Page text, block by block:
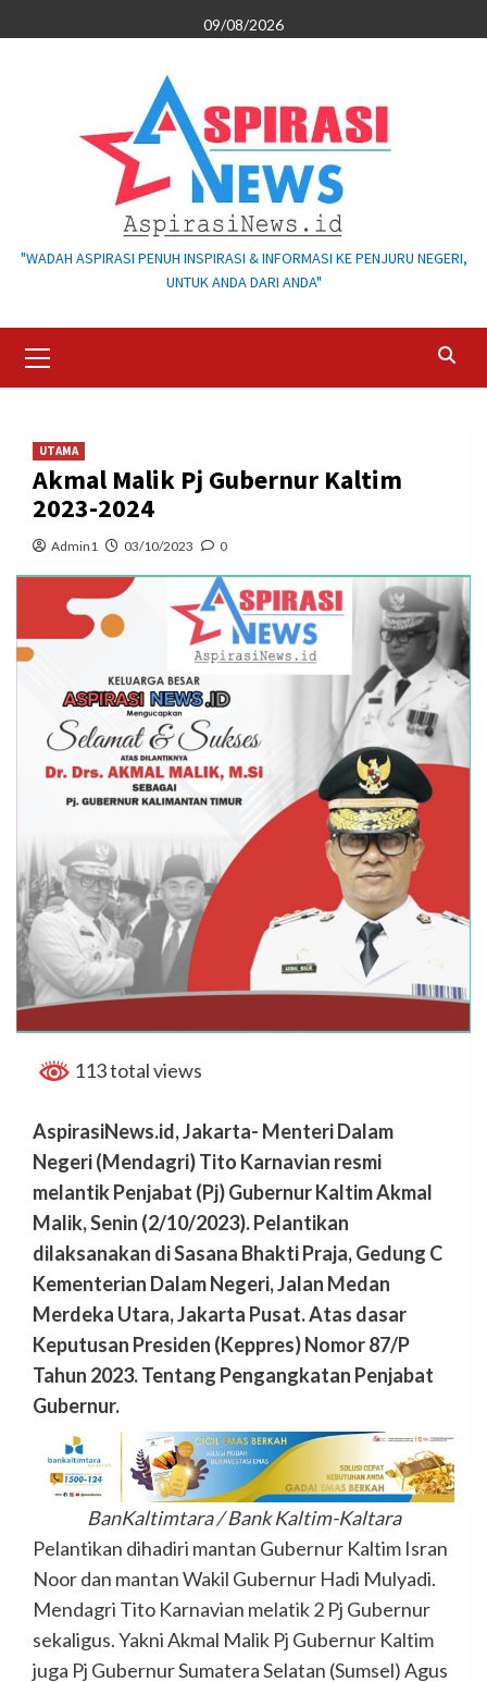
to
09/08/2026
"WADAH ASPIRASI PENUH INSPIRASI & INFORMASI KE PENJURU NEGERI,
UNTUK ANDA DARI ANDA"
Menu
UTAMA
Akmal Malik Pj Gubernur Kaltim
2023-2024
Admin1 03/10/2023 0
113 total views
AspirasiNews.id, Jakarta- Menteri Dalam
Negeri (Mendagri) Tito Karnavian resmi
melantik Penjabat (Pj) Gubernur Kaltim Akmal
Malik, Senin (2/10/2023). Pelantikan
dilaksanakan di Sasana Bhakti Praja, Gedung C
Kementerian Dalam Negeri, Jalan Medan
Merdeka Utara, Jakarta Pusat.Atas dasar
Keputusan Presiden (Keppres) Nomor 87/P
Tahun 2023. Tentang Pengangkatan Penjabat
Gubernur.
BanKaltimtara / Bank Kaltim-Kaltara
Pelantikan dihadiri mantan Gubernur Kaltim Isran
Noor dan mantan Wakil Gubernur Hadi Mulyadi.
Mendagri Tito Karnavian melatik 2 Pj Gubernur
sekaligus. Yakni Akmal Malik Pj Gubernur Kaltim
juga Pj Gubernur Sumatera Selatan (Sumsel) Agus